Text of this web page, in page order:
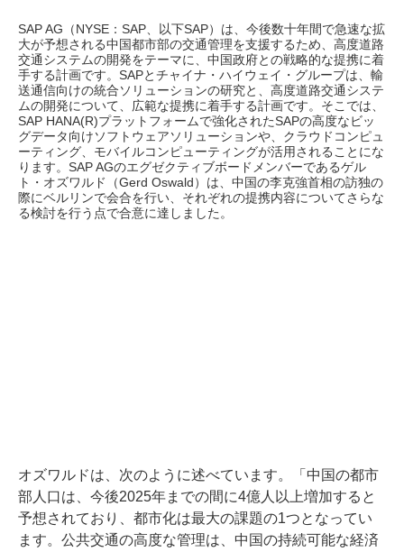
SAP AG（NYSE：SAP、以下SAP）は、今後数十年間で急速な拡
大が予想される中国都市部の交通管理を支援するため、高度道路
交通システムの開発をテーマに、中国政府との戦略的な提携に着
手する計画です。SAPとチャイナ・ハイウェイ・グループは、輸
送通信向けの統合ソリューションの研究と、高度道路交通システ
ムの開発について、広範な提携に着手する計画です。そこでは、
SAP HANA(R)プラットフォームで強化されたSAPの高度なビッ
グデータ向けソフトウェアソリューションや、クラウドコンピュ
ーティング、モバイルコンピューティングが活用されることにな
ります。SAP AGのエグゼクティブボードメンバーであるゲル
ト・オズワルド（Gerd Oswald）は、中国の李克強首相の訪独の
際にベルリンで会合を行い、それぞれの提携内容についてさらな
る検討を行う点で合意に達しました。
オズワルドは、次のように述べています。「中国の都市
部人口は、今後2025年までの間に4億人以上増加すると
予想されており、都市化は最大の課題の1つとなってい
ます。公共交通の高度な管理は、中国の持続可能な経済